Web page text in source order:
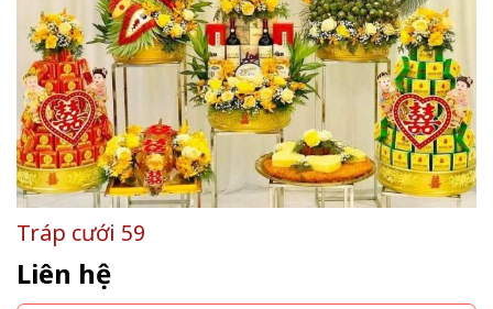
Tráp cưới 59
Liên hệ